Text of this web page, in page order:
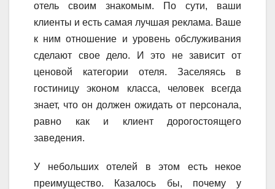
отель своим знакомым. По сути, ваши
клиенты и есть самая лучшая реклама. Ваше
к ним отношение и уровень обслуживания
сделают свое дело. И это не зависит от
ценовой категории отеля. Заселяясь в
гостиницу эконом класса, человек всегда
знает, что он должен ожидать от персонала,
равно как и клиент дорогостоящего
заведения.
У небольших отелей в этом есть некое
преимущество. Казалось бы, почему у